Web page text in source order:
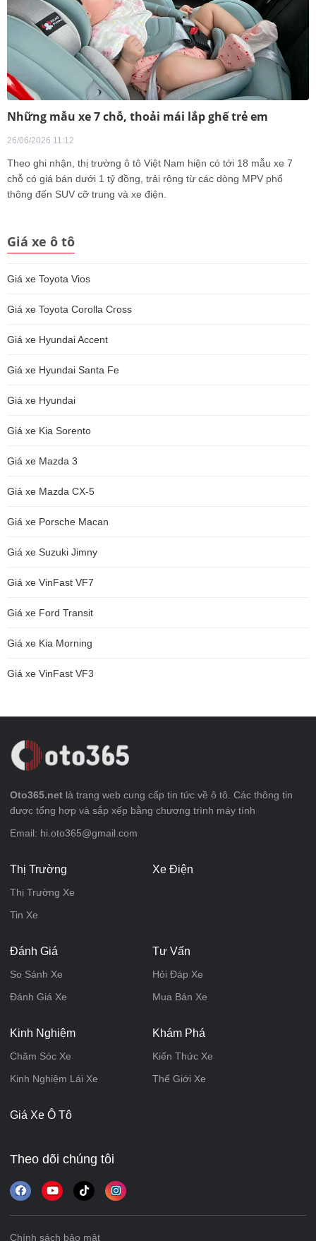
Những mẫu xe 7 chỗ, thoải mái lắp ghế trẻ em
26/06/2026 11:12
Theo ghi nhận, thị trường ô tô Việt Nam hiện có tới 18 mẫu xe 7
chỗ có giá bán dưới 1 tỷ đồng, trải rộng từ các dòng MPV phổ
thông đến SUV cỡ trung và xe điện.
Giá xe ô tô
Giá xe Toyota Vios
Giá xe Toyota Corolla Cross
Giá xe Hyundai Accent
Giá xe Hyundai Santa Fe
Giá xe Hyundai
Giá xe Kia Sorento
Giá xe Mazda 3
Giá xe Mazda CX-5
Giá xe Porsche Macan
Giá xe Suzuki Jimny
Giá xe VinFast VF7
Giá xe Ford Transit
Giá xe Kia Morning
Giá xe VinFast VF3
Oto365.net là trang web cung cấp tin tức về ô tô. Các thông tin
được tổng hợp và sắp xếp bằng chương trình máy tính
Email: hi.oto365@gmail.com
Thị Trường
Thị Trường Xe
Tin Xe
Xe Điện
Đánh Giá
So Sánh Xe
Đánh Giá Xe
Tư Vấn
Hỏi Đáp Xe
Mua Bán Xe
Kinh Nghiệm
Chăm Sóc Xe
Kinh Nghiệm Lái Xe
Khám Phá
Kiến Thức Xe
Thế Giới Xe
Giá Xe Ô Tô
Theo dõi chúng tôi
Chính sách bảo mật